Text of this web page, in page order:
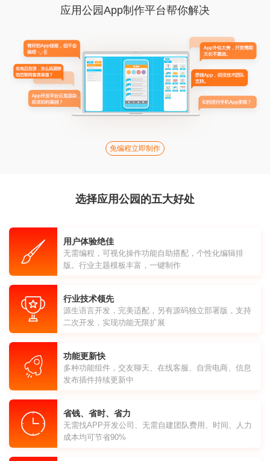
应用公园App制作平台帮你解决
免编程立即制作
选择应用公园的五大好处
用户体验绝佳
无需编程，可视化操作功能自助搭配，个性化编辑排
版。行业主题模板丰富，一键制作
行业技术领先
源生语言开发，完美适配，另有源码独立部署版，支持
二次开发，实现功能无限扩展
功能更新快
多种功能组件，交友聊天、在线客服、自营电商、信息
发布插件持续更新中
省钱、省时、省力
无需找APP开发公司、无需自建团队费用、时间、人力
成本均可节省90%